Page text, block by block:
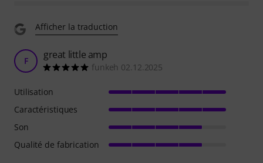
Afficher la traduction
F great little amp
funkeh 02.12.2025
Utilisation
Caractéristiques
Son
Qualité de fabrication